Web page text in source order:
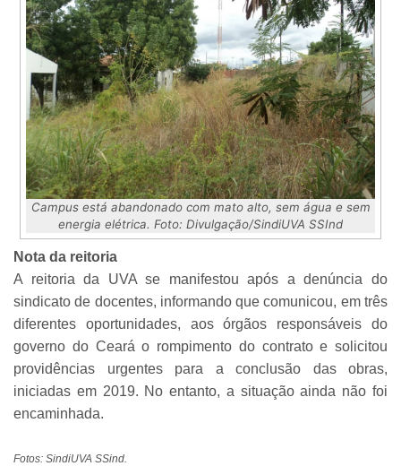
Campus está abandonado com mato alto, sem água e sem
energia elétrica. Foto: Divulgação/SindiUVA SSInd
Nota da reitoria
A reitoria da UVA se manifestou após a denúncia do
sindicato de docentes, informando que comunicou, em três
diferentes oportunidades, aos órgãos responsáveis do
governo do Ceará o rompimento do contrato e solicitou
providências urgentes para a conclusão das obras,
iniciadas em 2019. No entanto, a situação ainda não foi
encaminhada.
Fotos: SindiUVA SSind.